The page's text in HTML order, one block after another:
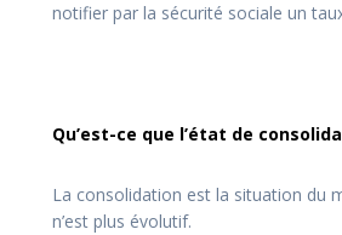
notifier par la sécurité sociale un
Qu’est-ce que l’état de
La consolidation est la situation du
n’est plus évolutif.